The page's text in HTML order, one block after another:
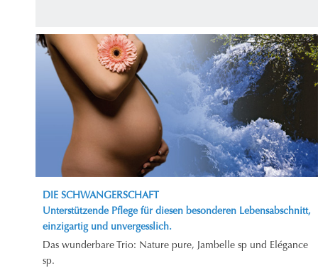
DIE SCHWANGERSCHAFT
Unterstützende Pflege für diesen besonderen Lebensabschnitt,
einzigartig und unvergesslich.
Das wunderbare Trio: Nature pure, Jambelle sp und Elégance
sp.